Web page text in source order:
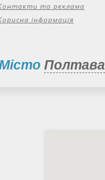
та реклама
інформація
Полтава